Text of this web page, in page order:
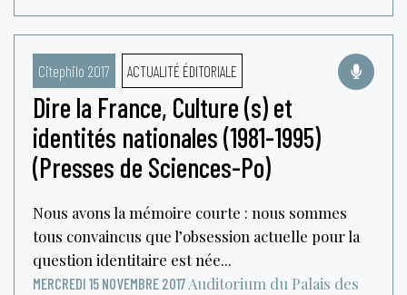
Citephilo 2017 ACTUALITÉ ÉDITORIALE
Dire la France, Culture (s) et
identités nationales (1981-1995)
(Presses de Sciences-Po)
Nous avons la mémoire courte : nous sommes
tous convaincus que l’obsession actuelle pour la
question identitaire est née...
MERCREDI 15 NOVEMBRE 2017 Auditorium du Palais des